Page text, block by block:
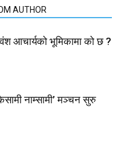
AUTHOR
आचार्यको भूमिकामा को छ ?
नाम्सामी’ मञ्चन सुरु